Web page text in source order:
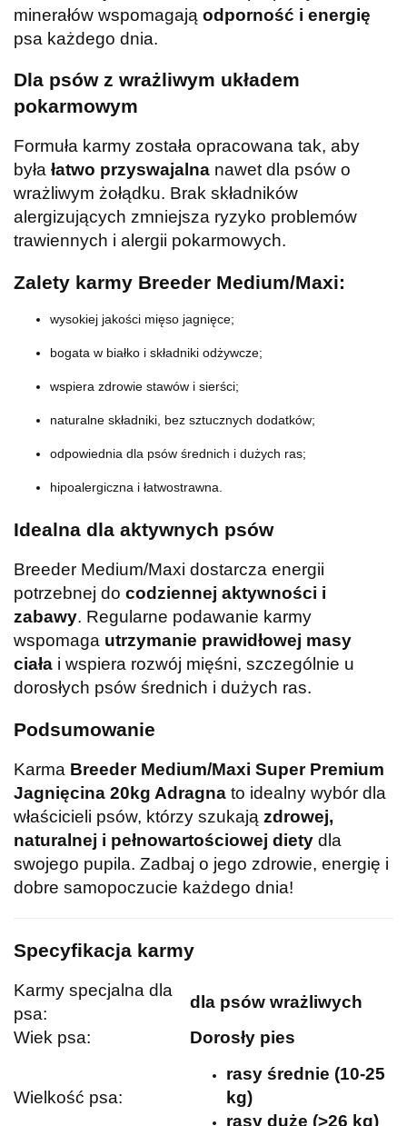
minerałów wspomagają odporność i energię
psa każdego dnia.
Dla psów z wrażliwym układem
pokarmowym
Formuła karmy została opracowana tak, aby
była łatwo przyswajalna nawet dla psów o
wrażliwym żołądku. Brak składników
alergizujących zmniejsza ryzyko problemów
trawiennych i alergii pokarmowych.
Zalety karmy Breeder Medium/Maxi:
wysokiej jakości mięso jagnięce;
bogata w białko i składniki odżywcze;
wspiera zdrowie stawów i sierści;
naturalne składniki, bez sztucznych dodatków;
odpowiednia dla psów średnich i dużych ras;
hipoalergiczna i łatwostrawna.
Idealna dla aktywnych psów
Breeder Medium/Maxi dostarcza energii
potrzebnej do codziennej aktywności i
zabawy. Regularne podawanie karmy
wspomaga utrzymanie prawidłowej masy
ciała i wspiera rozwój mięśni, szczególnie u
dorosłych psów średnich i dużych ras.
Podsumowanie
Karma Breeder Medium/Maxi Super Premium
Jagnięcina 20kg Adragna to idealny wybór dla
właścicieli psów, którzy szukają zdrowej,
naturalnej i pełnowartościowej diety dla
swojego pupila. Zadbaj o jego zdrowie, energię i
dobre samopoczucie każdego dnia!
Specyfikacja karmy
Karmy specjalna dla
psa:
dla psów wrażliwych
Wiek psa:
Dorosły pies
Wielkość psa:
rasy średnie (10-25
kg)
rasy duże (>26 kg)